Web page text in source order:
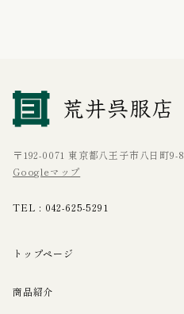
〒192-0071 東京都八王子市八日町9-8
Googleマップ
TEL : 042-625-5291
トップページ
商品紹介